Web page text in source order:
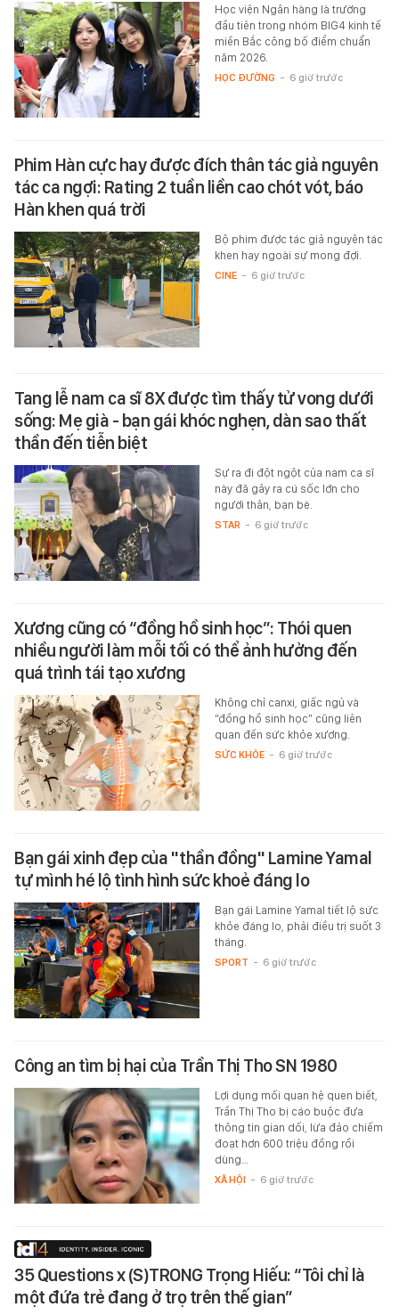
Học viện Ngân hàng là trường
đầu tiên trong nhóm BIG4 kinh tế
miền Bắc công bố điểm chuẩn
năm 2026.
HỌC ĐƯỜNG - 6 giờ trước
Phim Hàn cực hay được đích thân tác giả nguyên
tác ca ngợi: Rating 2 tuần liền cao chót vót, báo
Hàn khen quá trời
Bộ phim được tác giả nguyên tác
khen hay ngoài sự mong đợi.
CINE - 6 giờ trước
Tang lễ nam ca sĩ 8X được tìm thấy tử vong dưới
sống: Mẹ già - bạn gái khóc nghẹn, dàn sao thất
thần đến tiễn biệt
Sự ra đi đột ngột của nam ca sĩ
này đã gây ra cú sốc lớn cho
người thân, bạn bè.
STAR - 6 giờ trước
Xương cũng có “đồng hồ sinh học”: Thói quen
nhiều người làm mỗi tối có thể ảnh hưởng đến
quá trình tái tạo xương
Không chỉ canxi, giấc ngủ và
“đồng hồ sinh học” cũng liên
quan đến sức khỏe xương.
SỨC KHỎE - 6 giờ trước
Bạn gái xinh đẹp của "thần đồng" Lamine Yamal
tự mình hé lộ tình hình sức khoẻ đáng lo
Bạn gái Lamine Yamal tiết lộ sức
khỏe đáng lo, phải điều trị suốt 3
tháng.
SPORT - 6 giờ trước
Công an tìm bị hại của Trần Thị Tho SN 1980
Lợi dụng mối quan hệ quen biết,
Trần Thị Tho bị cáo buộc đưa
thông tin gian dối, lừa đảo chiếm
đoạt hơn 600 triệu đồng rồi
dùng…
XÃ HỘI - 6 giờ trước
35 Questions x (S)TRONG Trọng Hiếu: “Tôi chỉ là
một đứa trẻ đang ở trọ trên thế gian”